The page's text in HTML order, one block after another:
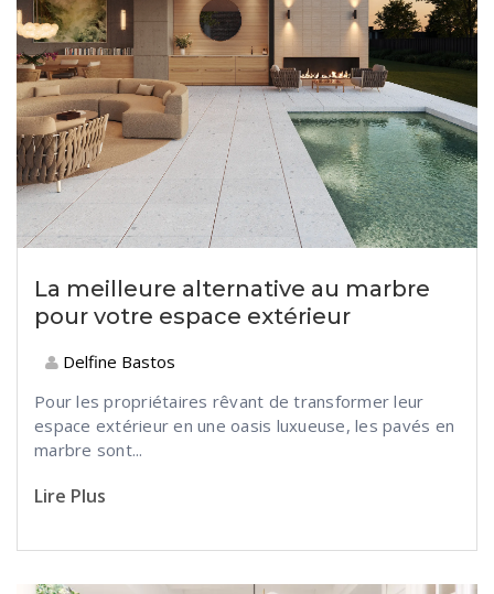
La meilleure alternative au marbre
pour votre espace extérieur
Delfine Bastos
Pour les propriétaires rêvant de transformer leur
espace extérieur en une oasis luxueuse, les pavés en
marbre sont...
Lire Plus